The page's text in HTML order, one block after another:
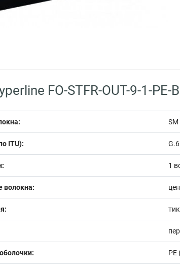
FO-STFR-OUT-9-1-PE-
ITU):
1
волокна:
PE